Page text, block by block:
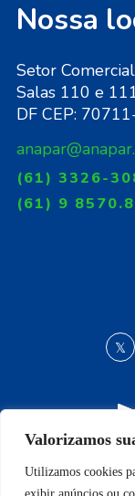
Valorizamos
Utilizamos cookies
Nossa
Setor
Salas 110 e
DF CEP:
(61) 3326-
(61) 9
© 2009-